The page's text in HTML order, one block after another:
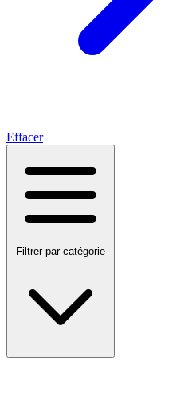
Effacer
Filtrer par catégorie